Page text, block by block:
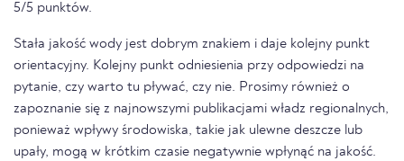
5/5 punktów.
Stała jakość wody jest dobrym znakiem i daje kolejny punkt
orientacyjny. Kolejny punkt odniesienia przy odpowiedzi na
pytanie, czy warto tu pływać, czy nie. Prosimy również o
zapoznanie się z najnowszymi publikacjami władz regionalnych,
ponieważ wpływy środowiska, takie jak ulewne deszcze lub
upały, mogą w krótkim czasie negatywnie wpłynąć na jakość.